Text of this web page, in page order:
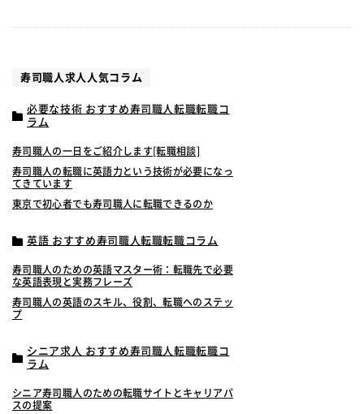
寿司職人求人人気コラム
必要な技術 おすすめ寿司職人転職転職コ
ラム
寿司職人の一日をご紹介します[転職相談]
寿司職人の転職に英語力という技術が必要になっ
てきています
東京で初心者でも寿司職人に転職できるのか
英語 おすすめ寿司職人転職転職コラム
寿司職人のための英語マスター術：転職先で必要
な英語表現と実務フレーズ
寿司職人の英語のスキル、役割、転職へのステッ
プ
シニア求人 おすすめ寿司職人転職転職コ
ラム
シニア寿司職人のための転職サイトとキャリアパ
スの提案